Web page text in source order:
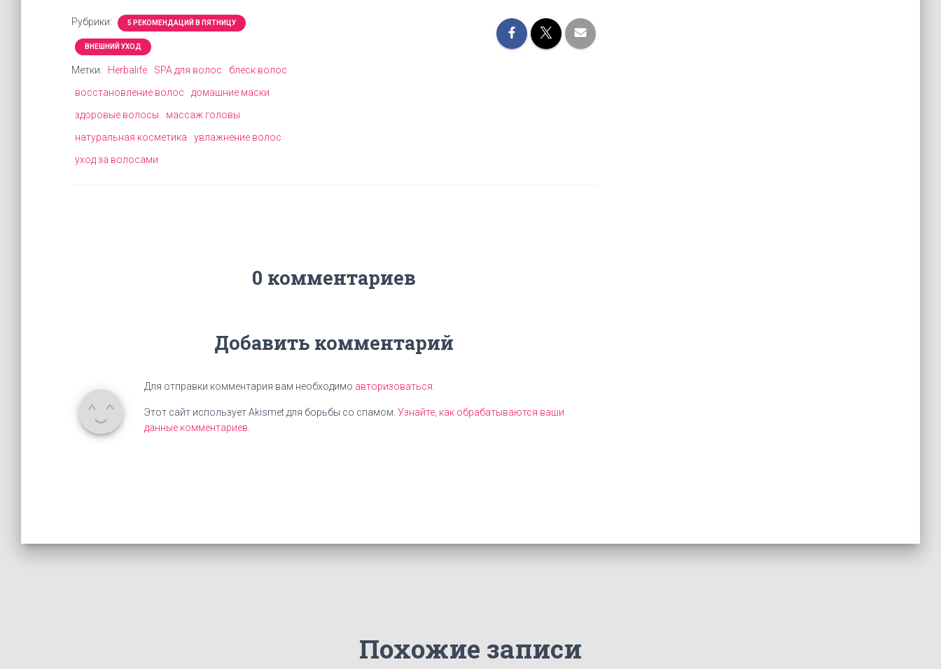
Рубрики: 5 РЕКОМЕНДАЦИЙ В ПЯТНИЦУ
ВНЕШНИЙ УХОД
Метки: Herbalife SPA для волос
блеск волос
восстановление волос
домашние маски
здоровые волосы
массаж головы
натуральная косметика
увлажнение волос
уход за волосами
0 комментариев
Добавить комментарий
Для отправки комментария вам необходимо авторизоваться
Этот сайт использует Akismet для борьбы со спамом. Узнайте, как обрабатываются ваши
данные комментариев
Похожие записи